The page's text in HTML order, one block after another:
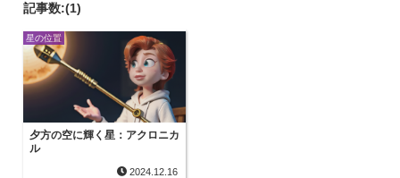
記事数:(1)
星の位置
夕方の空に輝く星：アクロニカ
ル
2024.12.16